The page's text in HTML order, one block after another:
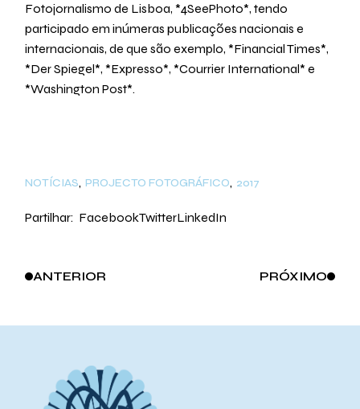
Fotojornalismo de Lisboa, *4SeePhoto*, tendo
participado em inúmeras publicações nacionais e
internacionais, de que são exemplo, *Financial Times*,
*Der Spiegel*, *Expresso*, *Courrier International* e
*Washington Post*.
NOTÍCIAS PROJECTO FOTOGRÁFICO 2017
Partilhar: FacebookTwitterLinkedIn
ANTERIOR PRÓXIMO